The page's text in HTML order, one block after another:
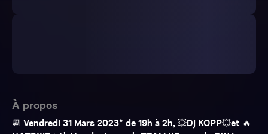
À propos
📆 Vendredi 31 Mars 2023* de 19h à 2h, 💥Dj KOPP💥et 🔥